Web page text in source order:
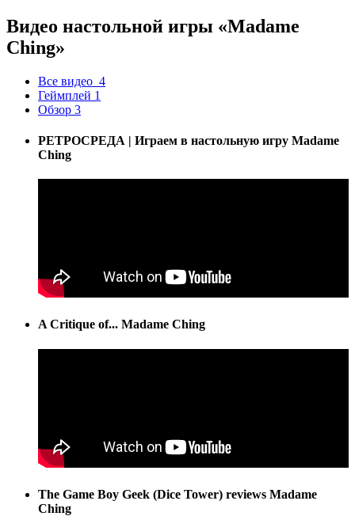
Видео настольной игры «Madame
Ching»
Все видео 4
Геймплей 1
Обзор 3
РЕТРОСРЕДА | Играем в настольную игру Madame
Ching
A Critique of... Madame Ching
The Game Boy Geek (Dice Tower) reviews Madame
Ching